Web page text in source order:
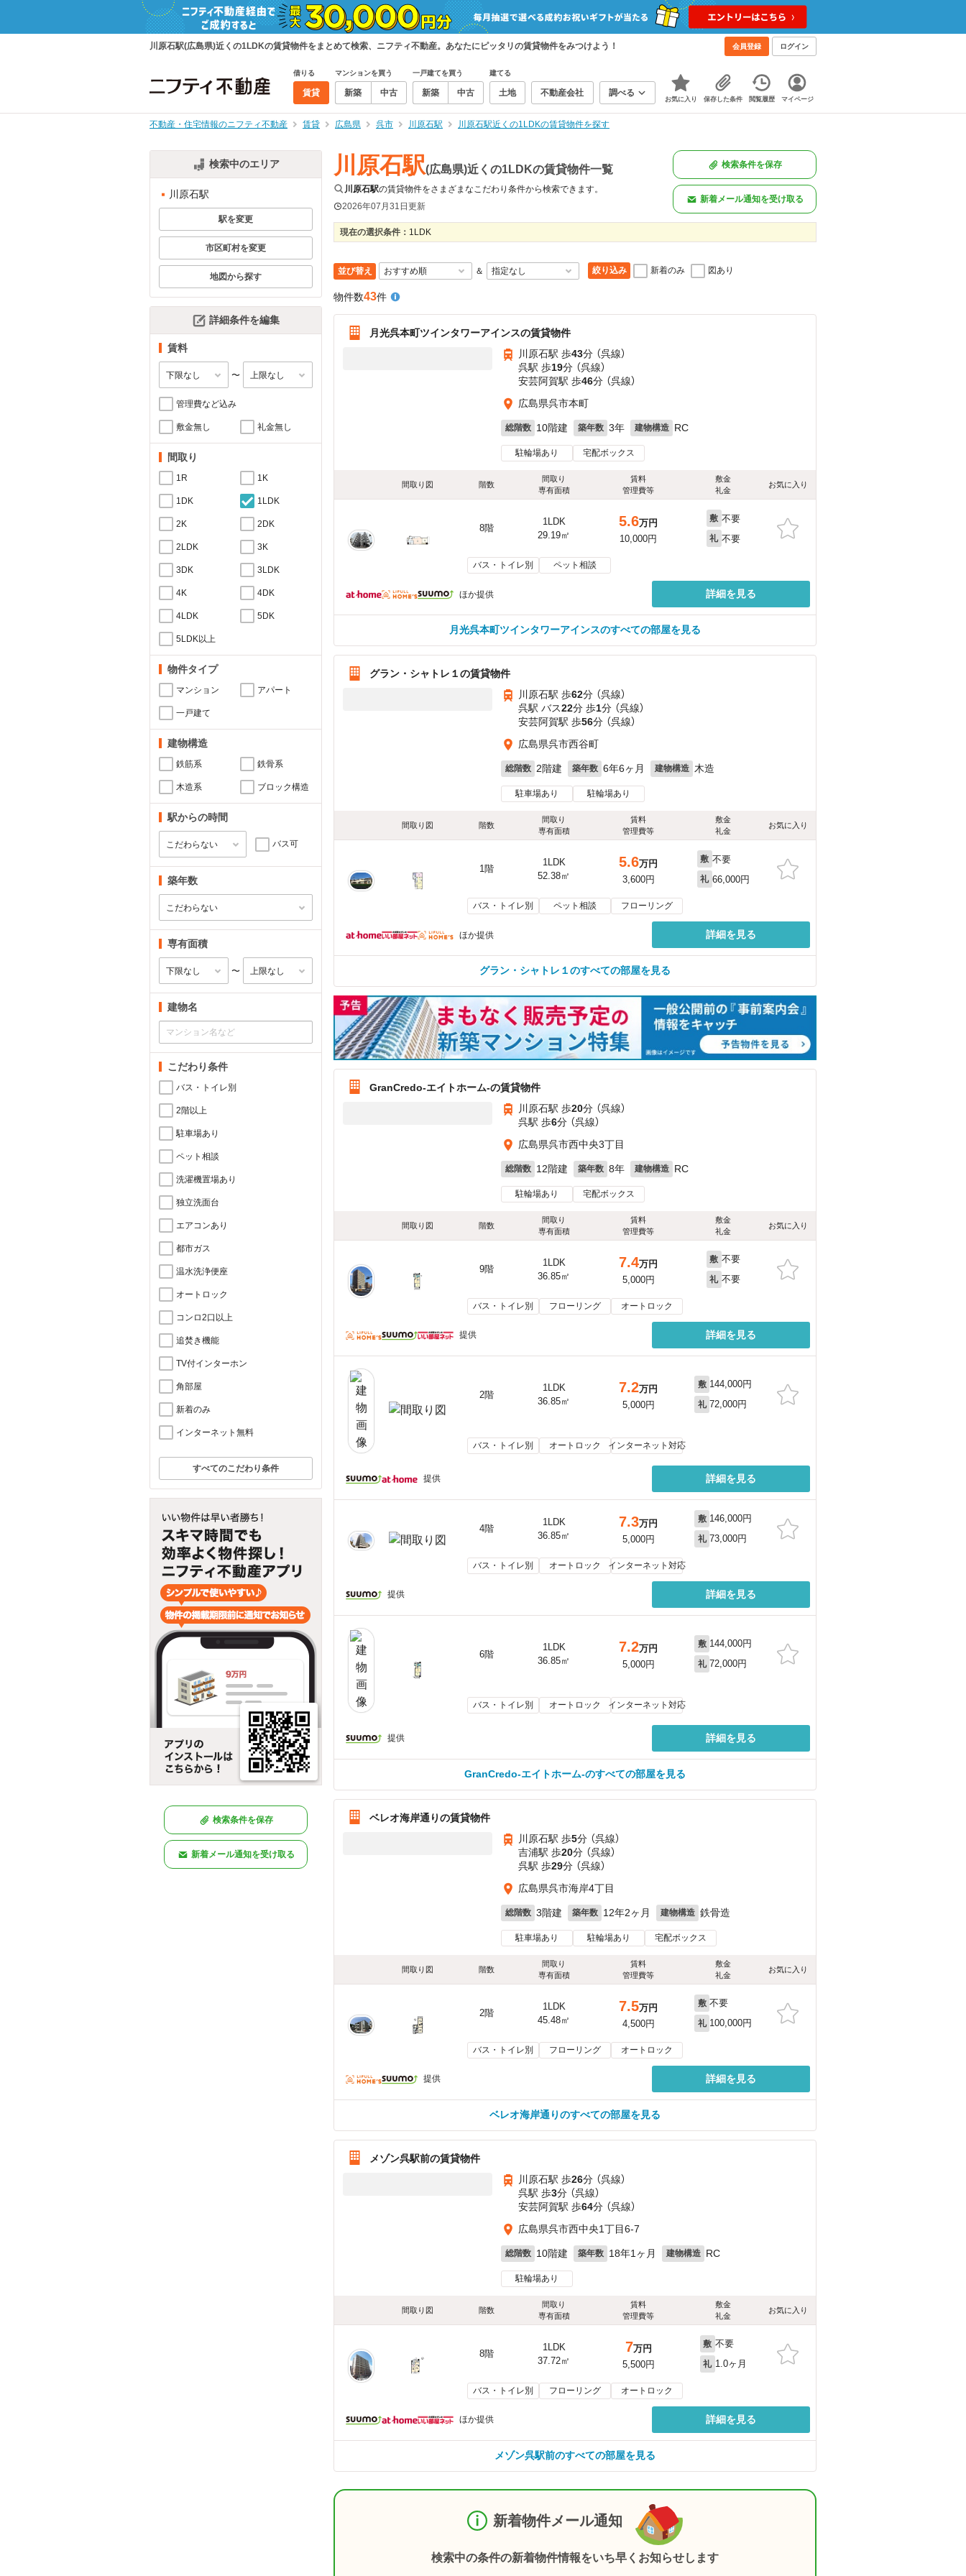
川原石駅(広島県)近くの1LDKの賃貸物件をまとめて検索、ニフティ不動産。あなたにピッタリの賃貸物件をみつけよう！ 会員登録 ログイン
借りる
賃貸
マンションを買う
新築 中古
一戸建てを買う
新築 中古
建てる
土地 不動産会社 調べる
お気に入り 保存した条件 閲覧履歴 マイページ
不動産・住宅情報のニフティ不動産 賃貸 広島県 呉市 川原石駅 川原石駅近くの1LDKの賃貸物件を探す
検索中のエリア
川原石駅
駅を変更
市区町村を変更
地図から探す
詳細条件を編集
賃料
〜
管理費など込み
敷金無し 礼金無し
間取り
1R 1K
1DK 1LDK
2K 2DK
2LDK 3K
3DK 3LDK
4K 4DK
4LDK 5DK
5LDK以上
物件タイプ
マンション アパート
一戸建て
建物構造
鉄筋系 鉄骨系
木造系 ブロック構造
駅からの時間
バス可
築年数
専有面積
〜
建物名
こだわり条件
バス・トイレ別
2階以上
駐車場あり
ペット相談
洗濯機置場あり
独立洗面台
エアコンあり
都市ガス
温水洗浄便座
オートロック
コンロ2口以上
追焚き機能
TV付インターホン
角部屋
新着のみ
インターネット無料
すべてのこだわり条件
検索条件を保存
新着メール通知を受け取る
川原石駅(広島県)近くの1LDKの賃貸物件一覧
川原石駅の賃貸物件をさまざまなこだわり条件から検索できます。
2026年07月31日更新
検索条件を保存
新着メール通知を受け取る
現在の選択条件： 1LDK
並び替え ＆ 絞り込み 新着のみ 図あり
物件数43件
月光呉本町ツインタワーアインスの賃貸物件
川原石駅 歩43分 （呉線）
呉駅 歩19分 （呉線）
安芸阿賀駅 歩46分 （呉線）
広島県呉市本町
総階数 10階建 築年数 3年 建物構造 RC
駐輪場あり 宅配ボックス
間取り図 階数
間取り
専有面積
賃料
管理費等
敷金
礼金
お気に入り
8階
1LDK
29.19㎡
5.6万円
10,000円
敷 不要
礼 不要
バス・トイレ別 ペット相談
ほか提供 詳細を見る
月光呉本町ツインタワーアインスのすべての部屋を見る
グラン・シャトレ１の賃貸物件
川原石駅 歩62分 （呉線）
呉駅 バス22分 歩1分 （呉線）
安芸阿賀駅 歩56分 （呉線）
広島県呉市西谷町
総階数 2階建 築年数 6年6ヶ月 建物構造 木造
駐車場あり 駐輪場あり
間取り図 階数
間取り
専有面積
賃料
管理費等
敷金
礼金
お気に入り
1階
1LDK
52.38㎡
5.6万円
3,600円
敷 不要
礼 66,000円
バス・トイレ別 ペット相談 フローリング
ほか提供 詳細を見る
グラン・シャトレ１のすべての部屋を見る
GranCredo-エイトホーム-の賃貸物件
川原石駅 歩20分 （呉線）
呉駅 歩6分 （呉線）
広島県呉市西中央3丁目
総階数 12階建 築年数 8年 建物構造 RC
駐輪場あり 宅配ボックス
間取り図 階数
間取り
専有面積
賃料
管理費等
敷金
礼金
お気に入り
9階
1LDK
36.85㎡
7.4万円
5,000円
敷 不要
礼 不要
バス・トイレ別 フローリング オートロック
提供 詳細を見る
2階
1LDK
36.85㎡
7.2万円
5,000円
敷 144,000円
礼 72,000円
バス・トイレ別 オートロック インターネット対応
提供 詳細を見る
4階
1LDK
36.85㎡
7.3万円
5,000円
敷 146,000円
礼 73,000円
バス・トイレ別 オートロック インターネット対応
提供 詳細を見る
6階
1LDK
36.85㎡
7.2万円
5,000円
敷 144,000円
礼 72,000円
バス・トイレ別 オートロック インターネット対応
提供 詳細を見る
GranCredo-エイトホーム-のすべての部屋を見る
ベレオ海岸通りの賃貸物件
川原石駅 歩5分 （呉線）
吉浦駅 歩20分 （呉線）
呉駅 歩29分 （呉線）
広島県呉市海岸4丁目
総階数 3階建 築年数 12年2ヶ月 建物構造 鉄骨造
駐車場あり 駐輪場あり 宅配ボックス
間取り図 階数
間取り
専有面積
賃料
管理費等
敷金
礼金
お気に入り
2階
1LDK
45.48㎡
7.5万円
4,500円
敷 不要
礼 100,000円
バス・トイレ別 フローリング オートロック
提供 詳細を見る
ベレオ海岸通りのすべての部屋を見る
メゾン呉駅前の賃貸物件
川原石駅 歩26分 （呉線）
呉駅 歩3分 （呉線）
安芸阿賀駅 歩64分 （呉線）
広島県呉市西中央1丁目6-7
総階数 10階建 築年数 18年1ヶ月 建物構造 RC
駐輪場あり
間取り図 階数
間取り
専有面積
賃料
管理費等
敷金
礼金
お気に入り
8階
1LDK
37.72㎡
7万円
5,500円
敷 不要
礼 1.0ヶ月
バス・トイレ別 フローリング オートロック
ほか提供 詳細を見る
メゾン呉駅前のすべての部屋を見る
新着物件メール通知
検索中の条件の新着物件情報をいち早くお知らせします